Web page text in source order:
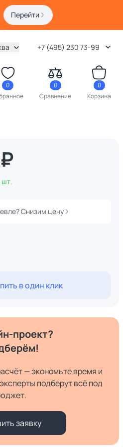
Перейти
+7 (495) 230 73-99
0
0
Сравнение
0
Корзина
шт.
Нашли дешевле? Снизим цену
в один клик
проект?
— экономьте время и
подберут всё под
заявку